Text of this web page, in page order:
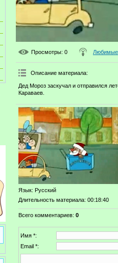
Просмотры: 0 Любимые
Описание материала:
Дед Мороз заскучал и отправился
Караваев.
Язык: Русский
Длительность материала: 00:18:40
Всего комментариев: 0
Имя *:
Email *: